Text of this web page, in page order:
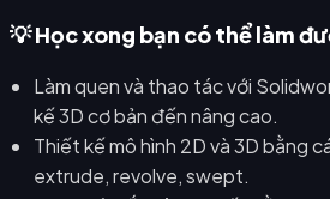
💡 Học xong bạn có thể làm
Làm quen và thao tác với
kế 3D cơ bản đến nâng cao.
Thiết kế mô hình 2D và 3D bằng
extrude, revolve, swept.